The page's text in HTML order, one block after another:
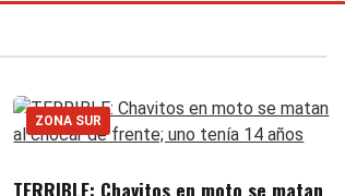
ZONA SUR
TERRIBLE: Chavitos en moto se matan